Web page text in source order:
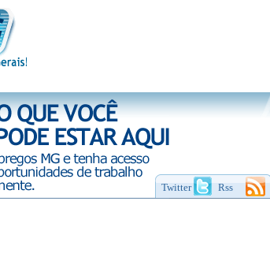
Twitter Rss